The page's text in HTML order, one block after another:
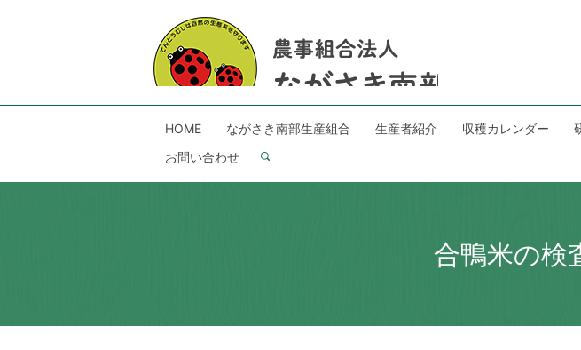
HOME ながさき南部生産組合 生産者紹介 収穫カレンダー
お問い合わせ
search
合鴨米の検